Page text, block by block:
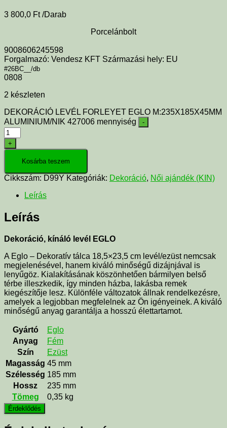
3 800,0 Ft /Darab
Porcelánbolt
9008606245598
Forgalmazó: Vendesz KFT Származási hely: EU
#26BC__/db
0808
2 készleten
DEKORÁCIÓ LEVÉL FORLEYET EGLO M:235X185X45MM
ALUMINIUM/NIK 427006 mennyiség
-
+
Kosárba teszem
Cikkszám: D99Y Kategóriák: Dekoráció, Női ajándék (KIN)
Leírás
Leírás
Dekoráció, kínáló levél EGLO
A Eglo – Dekoratív tálca 18,5×23,5 cm levél/ezüst nemcsak
megjelenésével, hanem kiváló minőségű dizájnjával is
lenyűgöz. Kialakításának köszönhetően bármilyen belső
térbe illeszkedik, így minden házba, lakásba remek
kiegészítője lesz. Különféle változatok állnak rendelkezésre,
amelyek a legjobban megfelelnek az Ön igényeinek. A kiváló
minőségű anyag garantálja a hosszú élettartamot.
Gyártó
Eglo
Anyag
Fém
Szín
Ezüst
Magasság 45 mm
Szélesség 185 mm
Hossz
235 mm
Tömeg
0,35 kg